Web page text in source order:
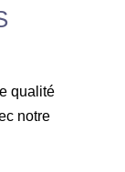
qualité
notre